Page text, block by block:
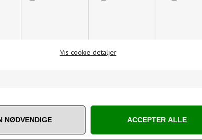
Vis cookie detaljer